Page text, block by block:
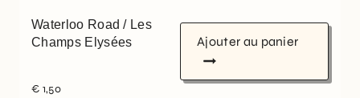
Waterloo Road / Les
Champs Elysées
€ 1,50
Ajouter au panier